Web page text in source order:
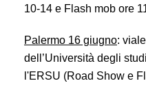
10-14 e Flash mob ore
Palermo 16 giugno: v
dell’Università degli
l'ERSU (Road Show e